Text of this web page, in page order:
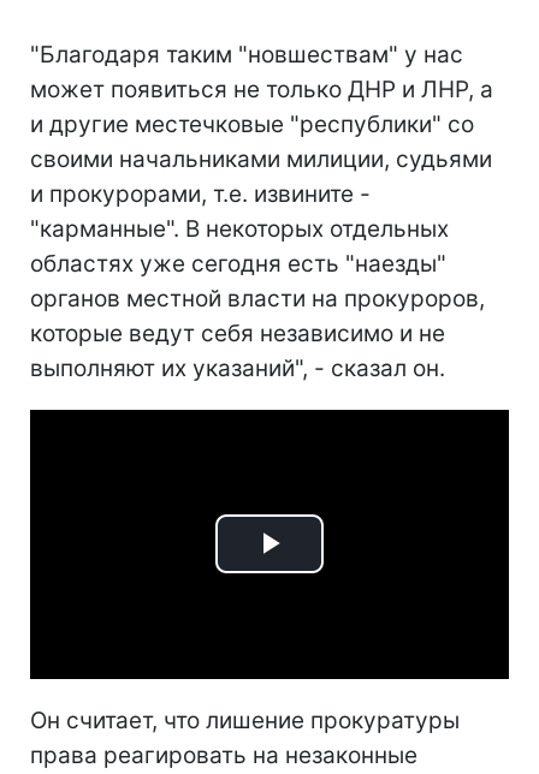
"Благодаря таким "новшествам" у нас
может появиться не только ДНР и ЛНР, а
и другие местечковые "республики" со
своими начальниками милиции, судьями
и прокурорами, т.е. извините -
"карманные". В некоторых отдельных
областях уже сегодня есть "наезды"
органов местной власти на прокуроров,
которые ведут себя независимо и не
выполняют их указаний", - сказал он.
Play
Он считает, что лишение прокуратуры
права реагировать на незаконные